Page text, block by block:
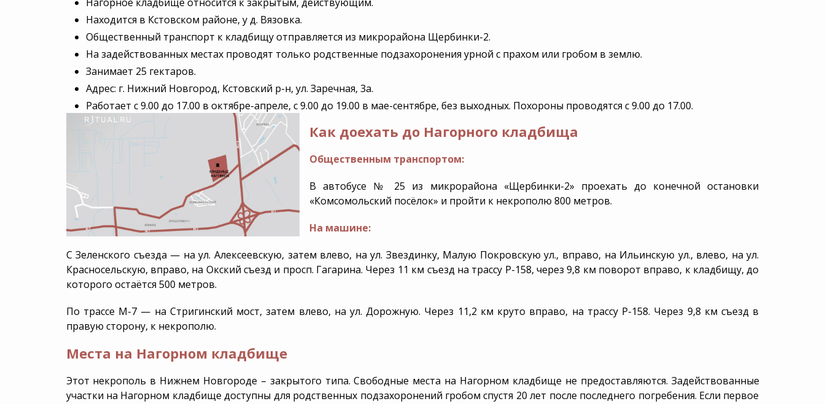
Группа компаний
Груз 200
Аренда Катафалка
Родовое захоронение
Дезинфекция
VIP-похороны
информация
Эксгумация
Перезахоронение
Находится в Кстовском районе, у д. Вязовка.
Общественный транспорт к кладбищу отправляется из микрорайона Щербинки-2.
На задействованных местах проводят только родственные подзахоронения урной с прахом или гробом в землю.
Занимает 25 гектаров.
Адрес: г. Нижний Новгород, Кстовский р-н, ул. Заречная, 3а.
Работает с 9.00 до 17.00 в октябре-апреле, с 9.00 до 19.00 в мае-сентябре, без выходных. Похороны проводятся с 9.00 до 17.00.
Как доехать до Нагорного кладбища
Общественным транспортом:
В автобусе № 25 из микрорайона «Щербинки-2» проехать до конечной остановки
«Комсомольский посёлок» и пройти к некрополю 800 метров.
На машине:
С Зеленского съезда — на ул. Алексеевскую, затем влево, на ул. Звездинку, Малую Покровскую ул., вправо, на Ильинскую ул., влево, на ул.
Красносельскую, вправо, на Окский съезд и просп. Гагарина. Через 11 км съезд на трассу Р-158, через 9,8 км поворот вправо, к кладбищу, до
которого остаётся 500 метров.
По трассе М-7 — на Стригинский мост, затем влево, на ул. Дорожную. Через 11,2 км круто вправо, на трассу Р-158. Через 9,8 км съезд в
правую сторону, к некрополю.
Места на Нагорном кладбище
Этот некрополь в Нижнем Новгороде – закрытого типа. Свободные места на Нагорном кладбище не предоставляются. Задействованные
участки на Нагорном кладбище доступны для родственных подзахоронений гробом спустя 20 лет после последнего погребения. Если первое